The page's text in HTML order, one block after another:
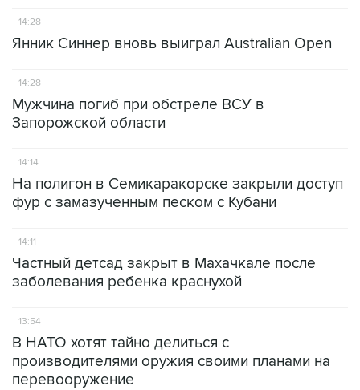
14:28
Янник Синнер вновь выиграл Australian Open
14:28
Мужчина погиб при обстреле ВСУ в
Запорожской области
14:14
На полигон в Семикаракорске закрыли доступ
фур с замазученным песком с Кубани
14:11
Частный детсад закрыт в Махачкале после
заболевания ребенка краснухой
13:54
В НАТО хотят тайно делиться с
производителями оружия своими планами на
перевооружение